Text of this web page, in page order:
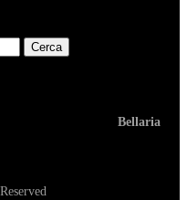
Bellaria